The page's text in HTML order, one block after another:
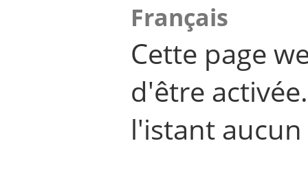
Français
Cette page
d'être
l'istant